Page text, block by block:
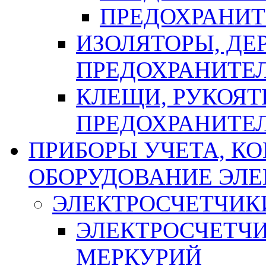
ИЗОЛЯТОРЫ,
КЛЕЩИ,
ПРИБОРЫ УЧЕТА,
ОБОРУДОВАНИЕ
МЕРКУРИЙ